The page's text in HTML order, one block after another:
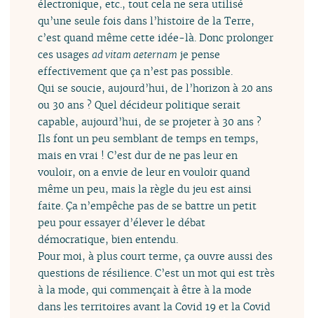
électronique, etc., tout cela ne sera utilisé
qu’une seule fois dans l’histoire de la Terre,
c’est quand même cette idée-là. Donc prolonger
ces usagesad vitam aeternam je pense
effectivement que ça n’est pas possible.
Qui se soucie, aujourd’hui, de l’horizon à 20 ans
ou 30 ans ? Quel décideur politique serait
capable, aujourd’hui, de se projeter à 30 ans ?
Ils font un peu semblant de temps en temps,
mais en vrai ! C’est dur de ne pas leur en
vouloir, on a envie de leur en vouloir quand
même un peu, mais la règle du jeu est ainsi
faite. Ça n’empêche pas de se battre un petit
peu pour essayer d’élever le débat
démocratique, bien entendu.
Pour moi, à plus court terme, ça ouvre aussi des
questions de résilience. C’est un mot qui est très
à la mode, qui commençait à être à la mode
dans les territoires avant la Covid 19 et la Covid